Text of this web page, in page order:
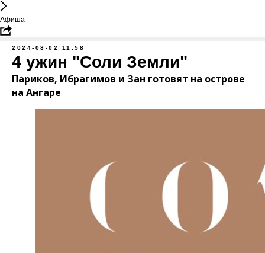
Афиша
2024-08-02 11:58
4 ужин "Соли Земли"
Париков, Ибрагимов и Зан готовят на острове
на Ангаре